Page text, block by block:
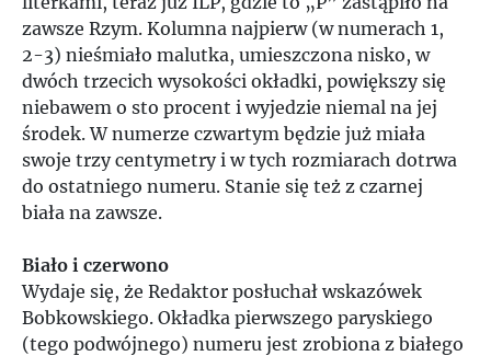
zawsze Rzym. Kolumna najpierw (w numerach 1,
2-3) nieśmiało malutka, umieszczona nisko, w
dwóch trzecich wysokości okładki, powiększy się
niebawem o sto procent i wyjedzie niemal na jej
środek. W numerze czwartym będzie już miała
swoje trzy centymetry i w tych rozmiarach dotrwa
do ostatniego numeru. Stanie się też z czarnej
biała na zawsze.
Biało i czerwono
Wydaje się, że Redaktor posłuchał wskazówek
Bobkowskiego. Okładka pierwszego paryskiego
(tego podwójnego) numeru jest zrobiona z białego